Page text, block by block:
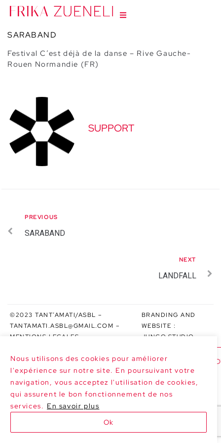
Nous utilisons des cookies pour améliorer
l'expérience sur notre site. En poursuivant votre
navigation, vous acceptez l'utilisation de cookies,
qui assurent le bon fonctionnement de nos
services. En savoir plus
Ok
SARABAND
Festival C’est déjà de la danse – Rive Gauche-
Rouen Normandie (FR)
SUPPORT
PREVIOUS
SARABAND
NEXT
LANDFALL
©2023 TANT’AMATI/ASBL –
TANTAMATI.ASBL@GMAIL.COM –
MENTIONS LEGALES
BRANDING AND
WEBSITE :
JUNGO.STUDIO
>>> NEXT DATES : LE MARGHERITE AT